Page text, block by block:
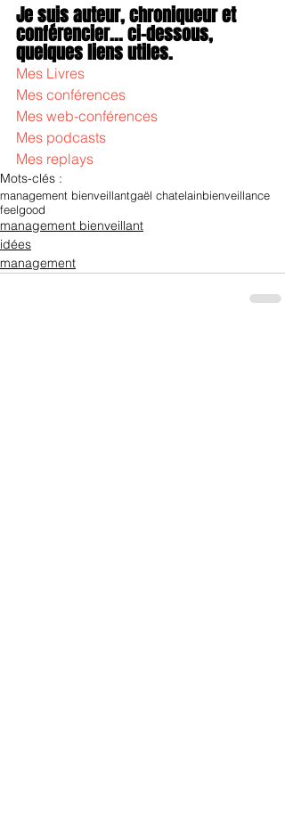
Je suis auteur, chroniqueur et
conférencier... ci-dessous,
quelques liens utiles.
Mes Livres
Mes conférences
Mes web-conférences
Mes podcasts
Mes replays
Mots-clés :
management bienveillantgaël chatelainbienveillance
feelgood
management bienveillant
idées
management